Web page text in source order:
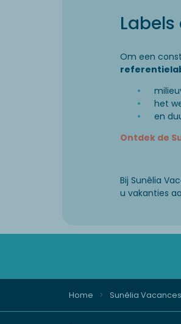
Om een
het
en
Ontdek de
Bij Sunêlia
u vakanties
Home Sunêlia